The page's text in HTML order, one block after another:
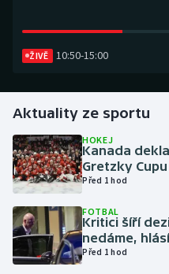
Futsal
Golf
Gymnastika
Házená
Jezdectví
Judo
ŽIVĚ 10:50-15:00
Aktuality ze sportu
HOKEJ
Kanada
Gretzky
Před 1 hod
FOTBAL
Kritici šíří
nedáme, hlásí
Před 1 hod